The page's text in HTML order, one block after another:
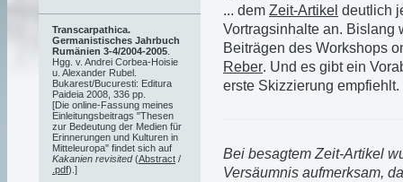
... dem Zeit-Artikel deutlich
Vortragsinhalte an. Bislang
Beiträgen des Workshops
Reber. Und es gibt ein
erste Skizzierung empfiehlt.
Bei besagtem Zeit-Artikel
Versäumnis aufmerksam,
Transcarpathica.
Germanistisches Jahrbuch
Rumänien 3-4/2004-2005
Hgg. v. Andrei Corbea-Hoisie
u. Alexander Rubel.
Bukarest/Bucuresti: Editura
Paideia 2008, 336 pp.
[Die online-Fassung meines
Einleitungsbeitrags "Thesen
zur Bedeutung der Medien für
Erinnerungen und Kulturen in
Mitteleuropa" findet sich auf
Kakanien revisited(Abstract /
.pdf).]